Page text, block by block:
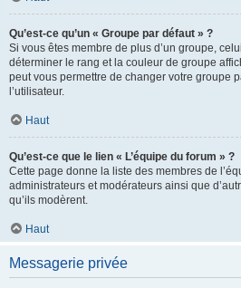
Qu’est-ce qu’un « Groupe par défaut » ?
Si vous êtes membre de plus d’un groupe,
déterminer le rang et la couleur de groupe
peut vous permettre de changer votre groupe
l’utilisateur.
Haut
Qu’est-ce que le lien « L’équipe du forum » ?
Cette page donne la liste des membres de
administrateurs et modérateurs ainsi que
qu’ils modèrent.
Haut
Messagerie privée